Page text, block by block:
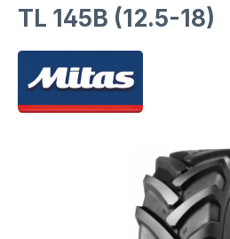
TL 145B (12.5-18)
Bildergalerie überspringen